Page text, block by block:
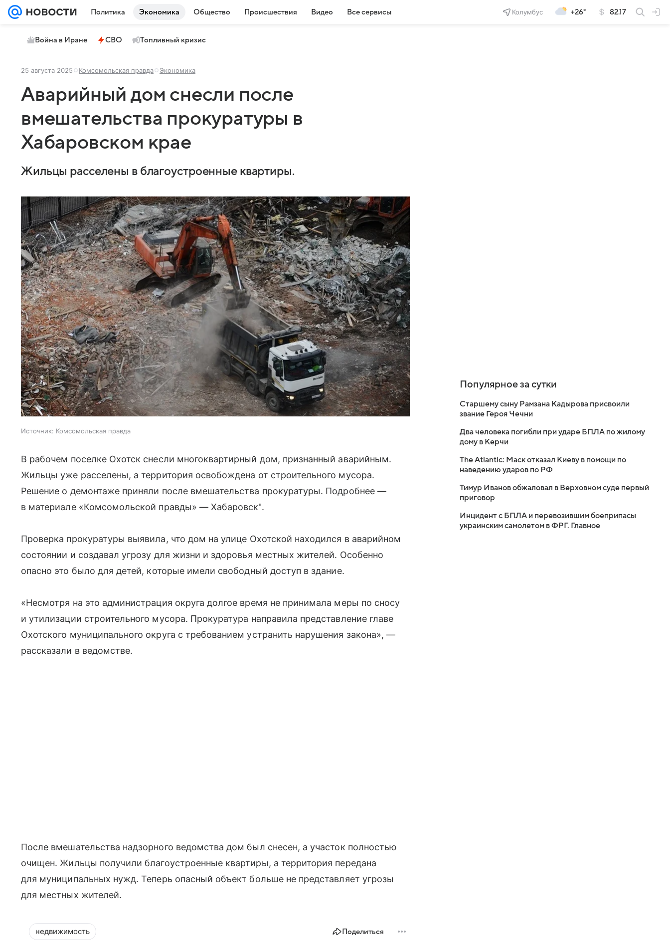
Политика Экономика Общество Происшествия Видео Все сервисы Колумбус +26° 82.17
Война в Иране СВО Топливный кризис
25 августа 2025 Комсомольская правда Экономика
Аварийный дом снесли после
вмешательства прокуратуры в
Хабаровском крае
Жильцы расселены в благоустроенные квартиры.
Источник: Комсомольская правда
В рабочем поселке Охотск снесли многоквартирный дом, признанный аварийным.
Жильцы уже расселены, а территория освобождена от строительного мусора.
Решение о демонтаже приняли после вмешательства прокуратуры. Подробнее —
в материале «Комсомольской правды» — Хабаровск".
Проверка прокуратуры выявила, что дом на улице Охотской находился в аварийном
состоянии и создавал угрозу для жизни и здоровья местных жителей. Особенно
опасно это было для детей, которые имели свободный доступ в здание.
«Несмотря на это администрация округа долгое время не принимала меры по сносу
и утилизации строительного мусора. Прокуратура направила представление главе
Охотского муниципального округа с требованием устранить нарушения закона», —
рассказали в ведомстве.
После вмешательства надзорного ведомства дом был снесен, а участок полностью
очищен. Жильцы получили благоустроенные квартиры, а территория передана
для муниципальных нужд. Теперь опасный объект больше не представляет угрозы
для местных жителей.
недвижимость Поделиться
Популярное за сутки
Старшему сыну Рамзана Кадырова присвоили
звание Героя Чечни
Два человека погибли при ударе БПЛА по жилому
дому в Керчи
The Atlantic: Маск отказал Киеву в помощи по
наведению ударов по РФ
Тимур Иванов обжаловал в Верховном суде первый
приговор
Инцидент с БПЛА и перевозившим боеприпасы
украинским самолетом в ФРГ. Главное